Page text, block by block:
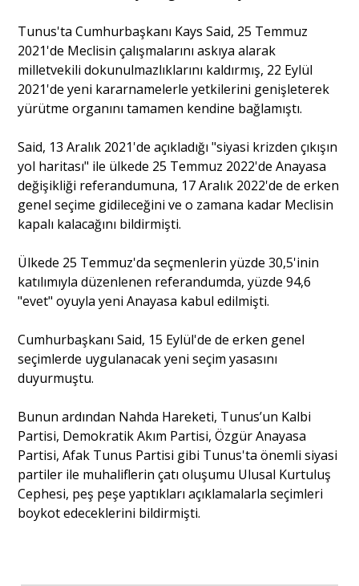
Tunus'ta Cumhurbaşkanı Kays Said, 25 Temmuz
2021'de Meclisin çalışmalarını askıya alarak
milletvekili dokunulmazlıklarını kaldırmış, 22 Eylül
2021'de yeni kararnamelerle yetkilerini genişleterek
yürütme organını tamamen kendine bağlamıştı.
Said, 13 Aralık 2021'de açıkladığı "siyasi krizden çıkışın
yol haritası" ile ülkede 25 Temmuz 2022'de Anayasa
değişikliği referandumuna, 17 Aralık 2022'de de erken
genel seçime gidileceğini ve o zamana kadar Meclisin
kapalı kalacağını bildirmişti.
Ülkede 25 Temmuz'da seçmenlerin yüzde 30,5'inin
katılımıyla düzenlenen referandumda, yüzde 94,6
"evet" oyuyla yeni Anayasa kabul edilmişti.
Cumhurbaşkanı Said, 15 Eylül'de de erken genel
seçimlerde uygulanacak yeni seçim yasasını
duyurmuştu.
Bunun ardından Nahda Hareketi, Tunus’un Kalbi
Partisi, Demokratik Akım Partisi, Özgür Anayasa
Partisi, Afak Tunus Partisi gibi Tunus'ta önemli siyasi
partiler ile muhaliflerin çatı oluşumu Ulusal Kurtuluş
Cephesi, peş peşe yaptıkları açıklamalarla seçimleri
boykot edeceklerini bildirmişti.